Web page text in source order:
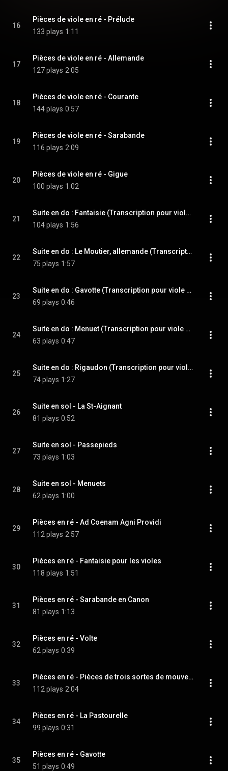
16
Pièces de viole en ré - Prélude
133 plays 1:11
17
Pièces de viole en ré - Allemande
127 plays 2:05
18
Pièces de viole en ré - Courante
144 plays 0:57
19
Pièces de viole en ré - Sarabande
116 plays 2:09
20
Pièces de viole en ré - Gigue
100 plays 1:02
21
Suite en do : Fantaisie (Transcription pour viole de gambe et violon)
104 plays 1:56
22
Suite en do : Le Moutier, allemande (Transcription pour viole de gambe et violon)
75 plays 1:57
23
Suite en do : Gavotte (Transcription pour viole de gambe et violon)
69 plays 0:46
24
Suite en do : Menuet (Transcription pour viole de gambe et violon)
63 plays 0:47
25
Suite en do : Rigaudon (Transcription pour viole de gambe et violon)
74 plays 1:27
26
Suite en sol - La St-Aignant
81 plays 0:52
27
Suite en sol - Passepieds
73 plays 1:03
28
Suite en sol - Menuets
62 plays 1:00
29
Pièces en ré - Ad Coenam Agni Providi
112 plays 2:57
30
Pièces en ré - Fantaisie pour les violes
118 plays 1:51
31
Pièces en ré - Sarabande en Canon
81 plays 1:13
32
Pièces en ré - Volte
62 plays 0:39
33
Pièces en ré - Pièces de trois sortes de mouvemens
112 plays 2:04
34
Pièces en ré - La Pastourelle
99 plays 0:31
35
Pièces en ré - Gavotte
51 plays 0:49